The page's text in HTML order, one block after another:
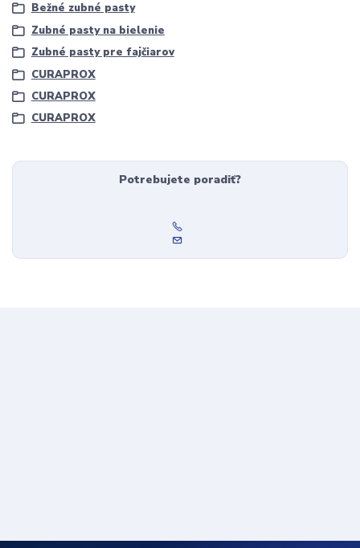
Bežné zubné pasty
Zubné pasty na bielenie
Zubné pasty pre fajčiarov
CURAPROX
CURAPROX
CURAPROX
Potrebujete poradiť?